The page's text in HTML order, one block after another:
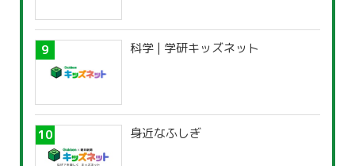
科学 | 学研キッズネット
身近なふしぎ